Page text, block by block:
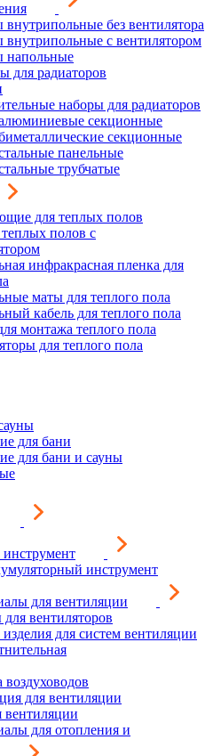
без вентилятора
внутрипольные с вентилятором
напольные
для радиаторов
наборы для радиаторов
секционные
секционные
панельные
трубчатые
для теплых полов
полов с
инфракрасная пленка для
маты для теплого пола
кабель для теплого пола
монтажа теплого пола
для теплого пола
для бани
для бани и сауны
инструмент
для вентиляции
вентиляторов
для систем вентиляции
для вентиляции
для отопления и